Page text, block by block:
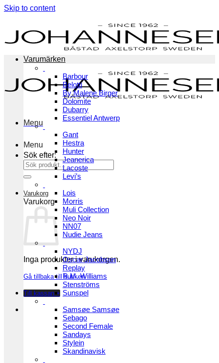
Skip to content
Menu
Menu
Sök efter:
Varukorg
Varukorg
Inga produkter i varukorgen.
Gå tillbaka till butiken
Till kassan +
Varumärken
Barbour
Belotti
By Malene Birger
Dolomite
Dubarry
Essentiel Antwerp
Gant
Hestra
Hunter
Jeanerica
Lacoste
Levi’s
Lois
Morris
Muli Collection
Neo Noir
NN07
Nudie Jeans
NYDJ
Oscar Jacobson
Replay
R.M. Williams
Stenströms
Sunspel
Samsøe Samsøe
Sebago
Second Female
Sandays
Stylein
Skandinavisk